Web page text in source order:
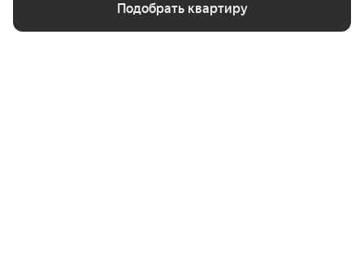
Подобрать квартиру